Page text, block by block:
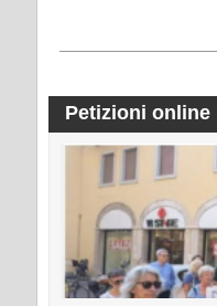
Petizioni online